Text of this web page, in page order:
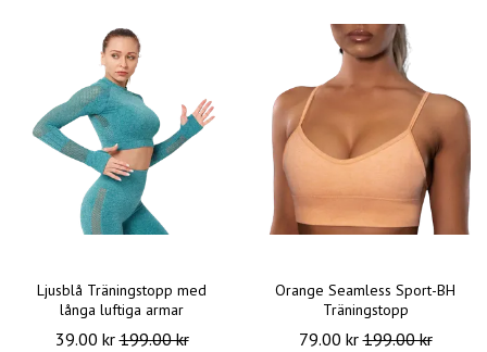
Ljusblå Träningstopp med
långa luftiga armar
39.00 kr199.00 kr
Orange Seamless Sport-BH
Träningstopp
79.00 kr199.00 kr